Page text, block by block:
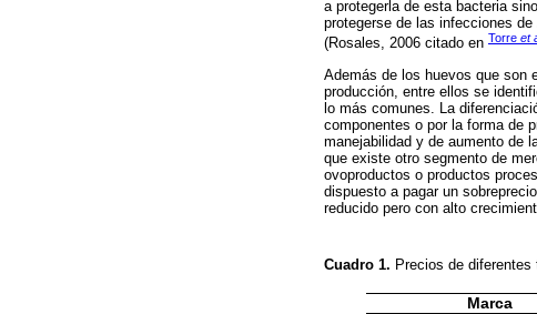
a protegerla de esta bacteria
protegerse de las infecciones de
(Rosales, 2006 citado en Torre et
Además de los huevos que son
producción, entre ellos se
lo más comunes. La
componentes o por la forma de
manejabilidad y de aumento de
que existe otro segmento de
ovoproductos o productos
dispuesto a pagar un
reducido pero con alto
Cuadro 1. Precios de diferentes
Marca